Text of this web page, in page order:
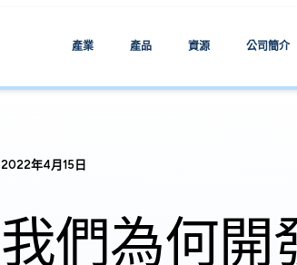
產業 產品 資源 公司簡介
2022年4月15日
我們為何開